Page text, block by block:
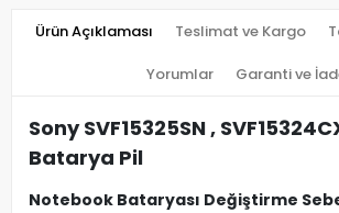
Ürün Açıklaması Teslimat ve Kargo
Yorumlar Garanti ve
Sony SVF15325SN ,
Batarya Pil
Notebook Bataryası Değiştirme